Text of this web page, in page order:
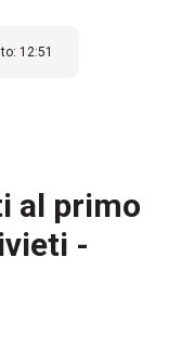
12:51
al primo
-